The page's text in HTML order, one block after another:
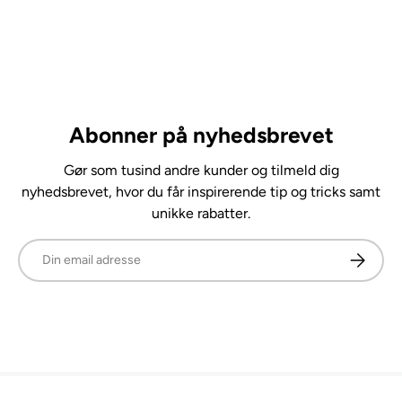
Abonner på nyhedsbrevet
Gør som tusind andre kunder og tilmeld dig
nyhedsbrevet, hvor du får inspirerende tip og tricks samt
unikke rabatter.
E-mail Abonner